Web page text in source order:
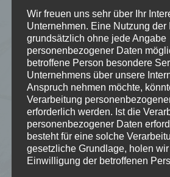
Verantwortlich für den
(2) RStV ist Marie-Luise Frey-
Email und Telefonnr siehe
Diese Website ist weitgehend
orientiert sich an den
Web Consortium (W3C).
Hinweise zum Datenschutz
Für die Richtigkeit,
der in der Domain enthaltenen
oder Verweise wird keine
Jegliche Haftung für evtl.
Nutzung des Link-Kataloges ist
Wir freuen uns sehr über Ihr
Unternehmen. Eine Nutzung der
grundsätzlich ohne jede Angabe
personenbezogener Daten
betroffene Person besondere
Unternehmens über unsere
Anspruch nehmen möchte,
Verarbeitung
erforderlich werden. Ist die
personenbezogener Daten
besteht für eine solche
gesetzliche Grundlage, holen
Einwilligung der betroffenen